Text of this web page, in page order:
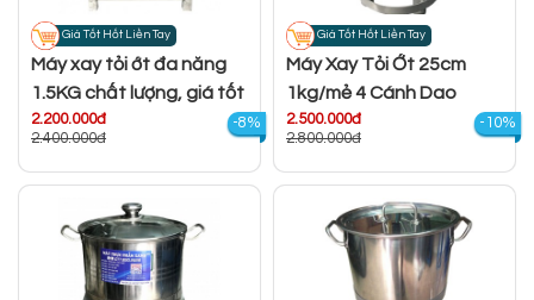
Giá Tốt Hốt Liền Tay
Máy xay tỏi ớt đa năng
1.5KG chất lượng, giá tốt
2.200.000đ
2.400.000đ
-8%
Giá Tốt Hốt Liền Tay
Máy Xay Tỏi Ớt 25cm
1kg/mẻ 4 Cánh Dao
2.500.000đ
2.800.000đ
-10%